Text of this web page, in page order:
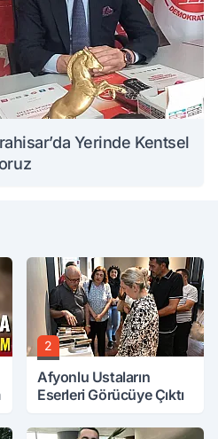
Yerinde Kentsel
2
Afyonlu Ustaların
Eserleri Görücüye Çıktı